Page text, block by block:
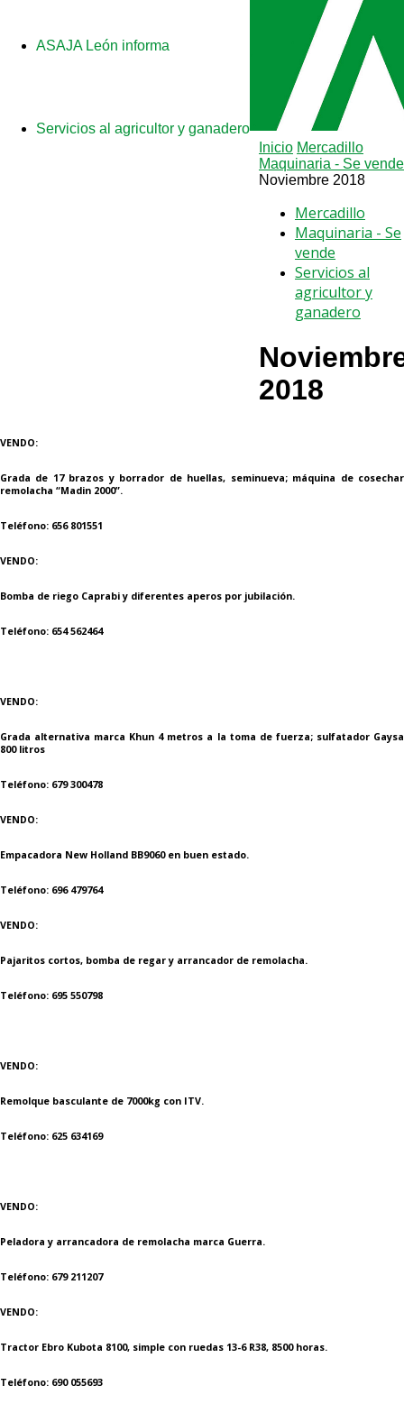
ASAJA León informa
Servicios al agricultor y ganadero
Inicio Mercadillo
Maquinaria - Se vende
Noviembre 2018
Mercadillo
Maquinaria - Se
vende
Servicios al
agricultor y
ganadero
2018
VENDO:
Grada de 17 brazos y borrador de huellas, seminueva; máquina de cosechar
remolacha “Madin 2000”.
Teléfono: 656 801551
VENDO:
Bomba de riego Caprabi y diferentes aperos por jubilación.
Teléfono: 654 562464
VENDO:
Grada alternativa marca Khun 4 metros a la toma de fuerza; sulfatador Gaysa
800 litros
Teléfono: 679 300478
VENDO:
Empacadora New Holland BB9060 en buen estado.
Teléfono: 696 479764
VENDO:
Pajaritos cortos, bomba de regar y arrancador de remolacha.
Teléfono: 695 550798
VENDO:
Remolque basculante de 7000kg con ITV.
Teléfono: 625 634169
VENDO:
Peladora y arrancadora de remolacha marca Guerra.
Teléfono: 679 211207
VENDO:
Tractor Ebro Kubota 8100, simple con ruedas 13-6 R38, 8500 horas.
Teléfono: 690 055693